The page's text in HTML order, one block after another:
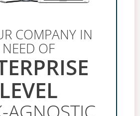
COMPANY IN
NEED OF
LEVEL